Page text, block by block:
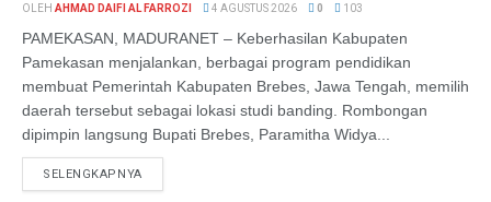
OLEH AHMAD DAIFI AL FARROZI 4 AGUSTUS 2026 0 103
PAMEKASAN, MADURANET – Keberhasilan Kabupaten
Pamekasan menjalankan, berbagai program pendidikan
membuat Pemerintah Kabupaten Brebes, Jawa Tengah, memilih
daerah tersebut sebagai lokasi studi banding. Rombongan
dipimpin langsung Bupati Brebes, Paramitha Widya...
SELENGKAPNYA